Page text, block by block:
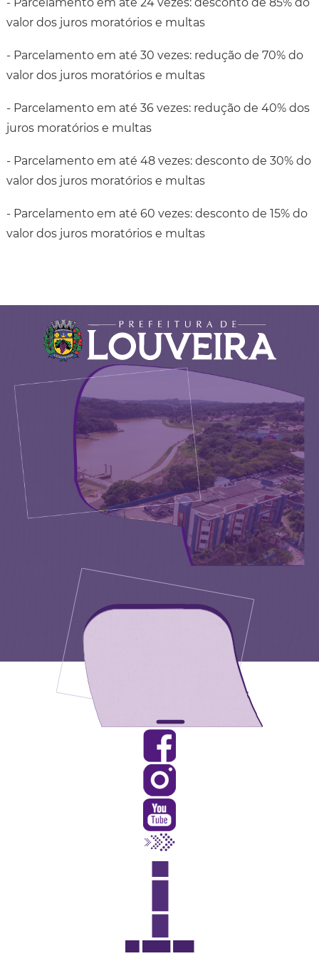
valor dos juros moratórios e multas
- Parcelamento em até 30 vezes: redução de 70% do
valor dos juros moratórios e multas
- Parcelamento em até 36 vezes: redução de 40% dos
juros moratórios e multas
- Parcelamento em até 48 vezes: desconto de 30% do
valor dos juros moratórios e multas
- Parcelamento em até 60 vezes: desconto de 15% do
valor dos juros moratórios e multas